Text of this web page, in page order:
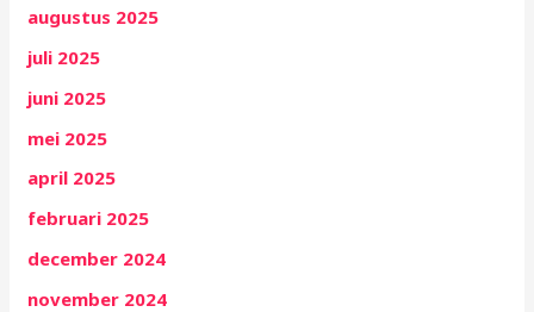
augustus 2025
juli 2025
juni 2025
mei 2025
april 2025
februari 2025
december 2024
november 2024